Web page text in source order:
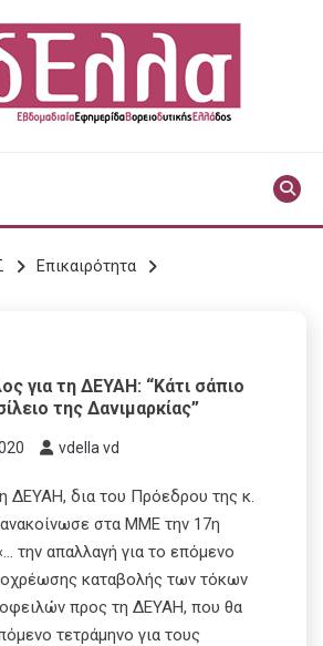
Επικαιρότητα
για τη ΔΕΥΑΗ: “Κάτι σάπιο
της Δανιμαρκίας”
vdella vd
ΔΕΥΑΗ, δια του Πρόεδρου της κ.
στα ΜΜΕ την 17η
την απαλλαγή για το επόμενο
καταβολής των τόκων
προς τη ΔΕΥΑΗ, που θα
τετράμηνο για τους